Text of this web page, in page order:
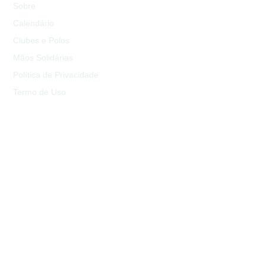
Sobre
Calendário
Clubes e Polos
Mãos Solidárias
Política de Privacidade
Termo de Uso